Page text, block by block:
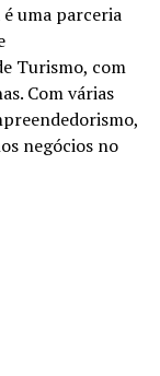
uma parceria
Turismo, com
Com várias
negócios no